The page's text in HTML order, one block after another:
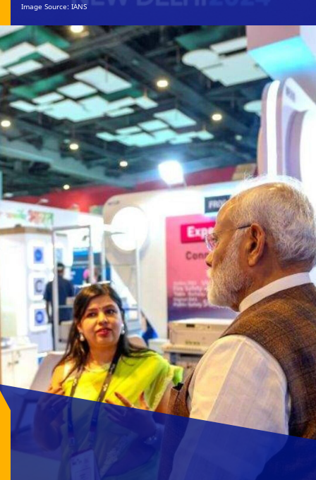
Image Source: IANS